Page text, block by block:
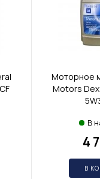
Моторное
Motors
В
4
В